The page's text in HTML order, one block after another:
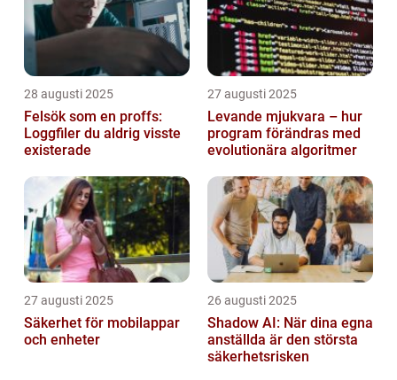
28 augusti 2025
Felsök som en proffs:
Loggfiler du aldrig visste
existerade
27 augusti 2025
Levande mjukvara – hur
program förändras med
evolutionära algoritmer
27 augusti 2025
Säkerhet för mobilappar
och enheter
26 augusti 2025
Shadow AI: När dina egna
anställda är den största
säkerhetsrisken